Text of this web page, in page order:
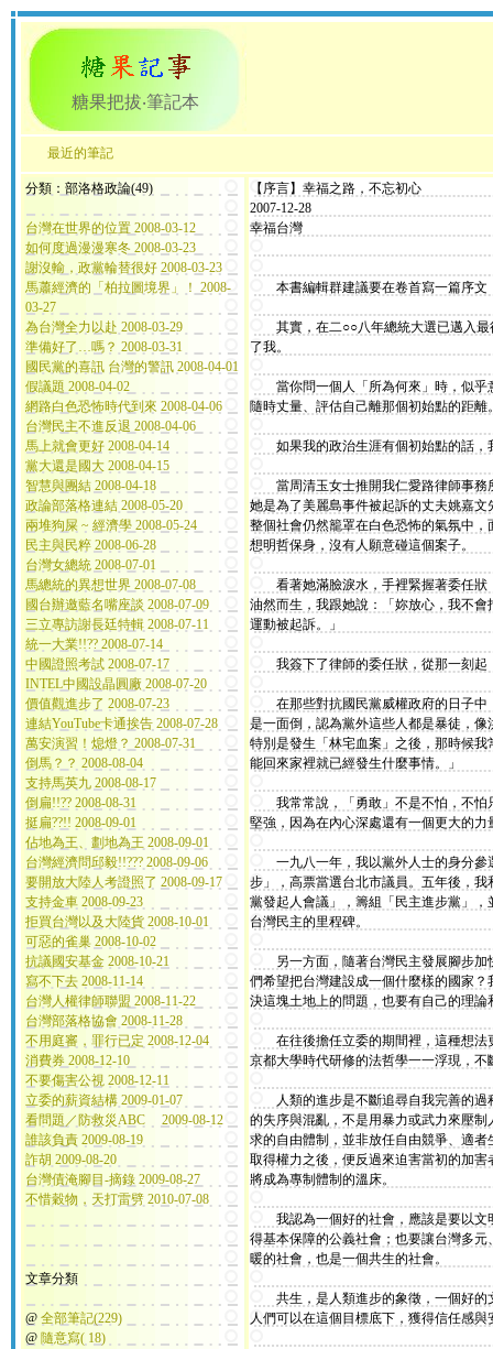
糖果把拔‧筆記本
最近的筆記
分類：部洛格政論(49)
台灣在世界的位置 2008-03-12
如何度過漫漫寒冬 2008-03-23
謝沒輸，政黨輪替很好 2008-03-23
馬蕭經濟的「柏拉圖境界」！ 2008-
03-27
為台灣全力以赴 2008-03-29
準備好了…嗎？ 2008-03-31
國民黨的喜訊 台灣的警訊 2008-04-01
假議題 2008-04-02
網路白色恐怖時代到來 2008-04-06
台灣民主不進反退 2008-04-06
馬上就會更好 2008-04-14
黨大還是國大 2008-04-15
智慧與團結 2008-04-18
政論部落格連結 2008-05-20
兩堆狗屎 ~ 經濟學 2008-05-24
民主與民粹 2008-06-28
台灣女總統 2008-07-01
馬總統的異想世界 2008-07-08
國台辦邀藍名嘴座談 2008-07-09
三立專訪謝長廷特輯 2008-07-11
統一大業!!?? 2008-07-14
中國證照考試 2008-07-17
INTEL中國設晶圓廠 2008-07-20
價值觀進步了 2008-07-23
連結YouTube卡通挨告 2008-07-28
萬安演習！熄燈？ 2008-07-31
倒馬？？ 2008-08-04
支持馬英九 2008-08-17
倒扁!!?? 2008-08-31
挺扁??!! 2008-09-01
佔地為王、劃地為王 2008-09-01
台灣經濟問邱毅!!??? 2008-09-06
要開放大陸人考證照了 2008-09-17
支持金車 2008-09-23
拒買台灣以及大陸貨 2008-10-01
可惡的雀巢 2008-10-02
抗議國安基金 2008-10-21
寫不下去 2008-11-14
台灣人權律師聯盟 2008-11-22
台灣部落格協會 2008-11-28
不用庭審，罪行已定 2008-12-04
消費券 2008-12-10
不要傷害公視 2008-12-11
立委的薪資結構 2009-01-07
看問題／防救災ABC 2009-08-12
誰該負責 2009-08-19
詐胡 2009-08-20
台灣債淹腳目-摘錄 2009-08-27
不惜穀物，天打雷劈 2010-07-08
文章分類
@ 全部筆記(229)
@ 隨意寫( 18)
【序言】幸福之路，不忘初心
2007-12-28
幸福台灣
本書編輯群建議要在卷首寫一篇序文
其實，在二○○八年總統大選已邁入最
了我。
當你問一個人「所為何來」時，似乎
隨時丈量、評估自己離那個初始點的距
如果我的政治生涯有個初始點的話，
當周清玉女士推開我仁愛路律師事務
她是為了美麗島事件被起訴的丈夫姚嘉
整個社會仍然籠罩在白色恐怖的氣氛中
想明哲保身，沒有人願意碰這個案子。
看著她滿臉淚水，手裡緊握著委任狀
油然而生，我跟她說：「妳放心，我不
運動被起訴。」
我簽下了律師的委任狀，從那一刻起
在那些對抗國民黨威權政府的日子中
是一面倒，認為黨外這些人都是暴徒，
特別是發生「林宅血案」之後，那時候
能回來家裡就已經發生什麼事情。」
我常常說，「勇敢」不是不怕，不怕
堅強，因為在內心深處還有一個更大的
一九八一年，我以黨外人士的身分參
步」，高票當選台北市議員。五年後，
黨發起人會議」，籌組「民主進步黨」
台灣民主的里程碑。
另一方面，隨著台灣民主發展腳步加
們希望把台灣建設成一個什麼樣的國家
決這塊土地上的問題，也要有自己的理論
在往後擔任立委的期間裡，這種想法
京都大學時代研修的法哲學一一浮現，
人類的進步是不斷追尋自我完善的過
的失序與混亂，不是用暴力或武力來壓
求的自由體制，並非放任自由競爭、適
取得權力之後，便反過來迫害當初的加
將成為專制體制的溫床。
我認為一個好的社會，應該是要以文
得基本保障的公義社會；也要讓台灣多
暖的社會，也是一個共生的社會。
共生，是人類進步的象徵，一個好的
人們可以在這個目標底下，獲得信任感